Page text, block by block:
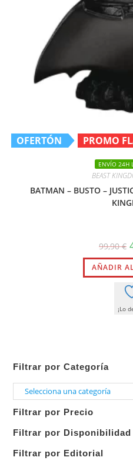
OFERTÓN PROMO
ENVÍO 24H
BEAST
BATMAN – BUSTO –
99,90€
AÑADIR
¡Lo
Filtrar por Categoría
Selecciona
categoría
Filtrar por Precio
Filtrar por Disponibilidad
Filtrar por Editorial